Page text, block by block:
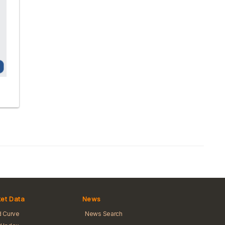
Data
Curve
News
News Search